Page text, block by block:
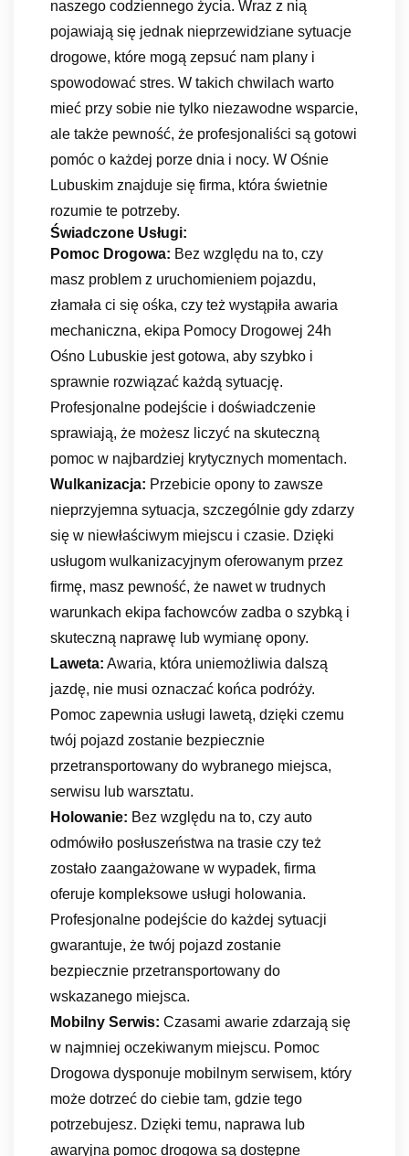
naszego codziennego życia. Wraz z nią
pojawiają się jednak nieprzewidziane sytuacje
drogowe, które mogą zepsuć nam plany i
spowodować stres. W takich chwilach warto
mieć przy sobie nie tylko niezawodne wsparcie,
ale także pewność, że profesjonaliści są gotowi
pomóc o każdej porze dnia i nocy. W Ośnie
Lubuskim znajduje się firma, która świetnie
rozumie te potrzeby.
Świadczone Usługi:
Pomoc Drogowa: Bez względu na to, czy
masz problem z uruchomieniem pojazdu,
złamała ci się ośka, czy też wystąpiła awaria
mechaniczna, ekipa Pomocy Drogowej 24h
Ośno Lubuskie jest gotowa, aby szybko i
sprawnie rozwiązać każdą sytuację.
Profesjonalne podejście i doświadczenie
sprawiają, że możesz liczyć na skuteczną
pomoc w najbardziej krytycznych momentach.
Wulkanizacja: Przebicie opony to zawsze
nieprzyjemna sytuacja, szczególnie gdy zdarzy
się w niewłaściwym miejscu i czasie. Dzięki
usługom wulkanizacyjnym oferowanym przez
firmę, masz pewność, że nawet w trudnych
warunkach ekipa fachowców zadba o szybką i
skuteczną naprawę lub wymianę opony.
Laweta: Awaria, która uniemożliwia dalszą
jazdę, nie musi oznaczać końca podróży.
Pomoc zapewnia usługi lawetą, dzięki czemu
twój pojazd zostanie bezpiecznie
przetransportowany do wybranego miejsca,
serwisu lub warsztatu.
Holowanie: Bez względu na to, czy auto
odmówiło posłuszeństwa na trasie czy też
zostało zaangażowane w wypadek, firma
oferuje kompleksowe usługi holowania.
Profesjonalne podejście do każdej sytuacji
gwarantuje, że twój pojazd zostanie
bezpiecznie przetransportowany do
wskazanego miejsca.
Mobilny Serwis: Czasami awarie zdarzają się
w najmniej oczekiwanym miejscu. Pomoc
Drogowa dysponuje mobilnym serwisem, który
może dotrzeć do ciebie tam, gdzie tego
potrzebujesz. Dzięki temu, naprawa lub
awaryjna pomoc drogowa są dostępne